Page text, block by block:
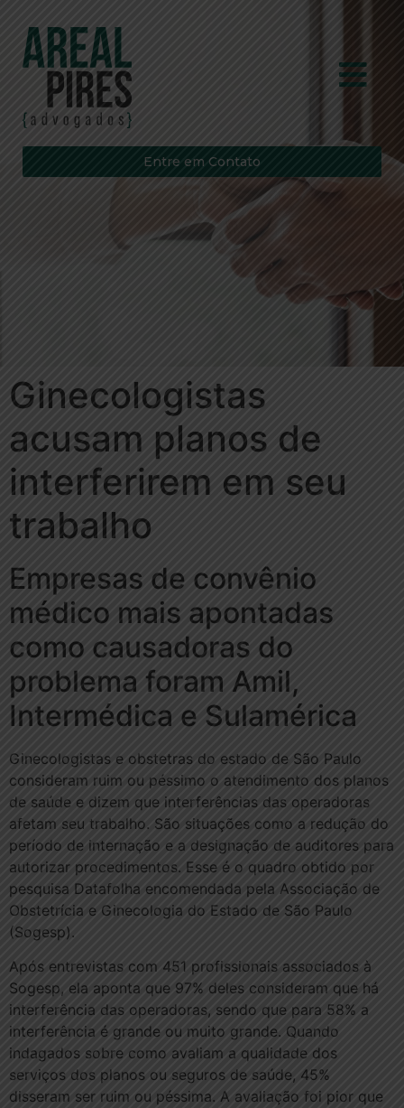
Entre em Contato
Ginecologistas
acusam planos de
interferirem em seu
trabalho
Empresas de convênio
médico mais apontadas
como causadoras do
problema foram Amil,
Intermédica e Sulamérica
Ginecologistas e obstetras do estado de São Paulo
consideram ruim ou péssimo o atendimento dos planos
de saúde e dizem que interferências das operadoras
afetam seu trabalho. São situações como a redução do
período de internação e a designação de auditores para
autorizar procedimentos. Esse é o quadro obtido por
pesquisa Datafolha encomendada pela Associação de
Obstetrícia e Ginecologia do Estado de São Paulo
(Sogesp).
Após entrevistas com 451 profissionais associados à
Sogesp, ela aponta que 97% deles consideram que há
interferência das operadoras, sendo que para 58% a
interferência é grande ou muito grande. Quando
indagados sobre como avaliam a qualidade dos
serviços dos planos ou seguros de saúde, 45%
disseram ser ruim ou péssima. A avaliação foi pior que